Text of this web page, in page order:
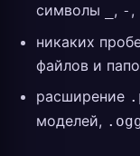
символы
, - ,
никаких
файлов и
расширение
моделей,